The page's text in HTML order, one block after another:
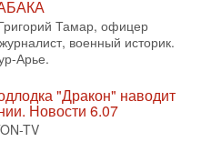
запаса
Израиля, автор
- НОВОСТИ
Трамп заявил о
о полном
группировок в
Тамар, офицер
военный историк.
Арье.
"Дракон" наводит
Новости 6.07
TV